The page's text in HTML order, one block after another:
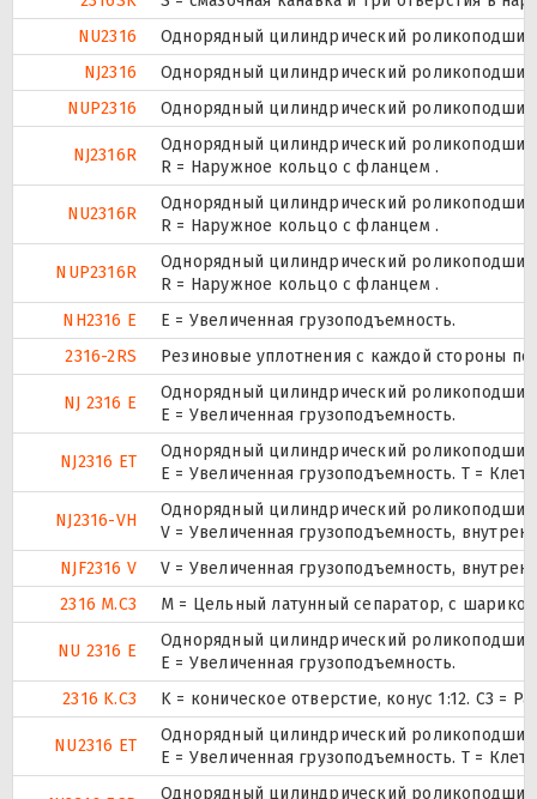
NU2316
Однорядный цилиндрический
NJ2316
Однорядный цилиндрический
NUP2316
Однорядный цилиндрический
NJ2316R
Однорядный цилиндрический
R = Наружное кольцо с фланцем .
NU2316R
Однорядный цилиндрический
R = Наружное кольцо с фланцем .
NUP2316R
Однорядный цилиндрический
R = Наружное кольцо с фланцем .
NH2316 E
Е = Увеличенная грузоподъемность.
2316-2RS
Резиновые уплотнения с каждой стороны
NJ 2316 E
Однорядный цилиндрический
Е = Увеличенная грузоподъемность.
NJ2316 ET
Однорядный цилиндрический
E = Увеличенная грузоподъемность. T =
NJ2316-VH
Однорядный цилиндрический
V = Увеличенная грузоподъемность,
NJF2316 V
V = Увеличенная грузоподъемность,
2316 M.C3
M = Цельный латунный сепаратор, с
NU 2316 E
Однорядный цилиндрический
Е = Увеличенная грузоподъемность.
2316 K.C3
K = коническое отверстие, конус 1:12. C3 =
NU2316 ET
Однорядный цилиндрический
E = Увеличенная грузоподъемность. T =
Однорядный цилиндрический